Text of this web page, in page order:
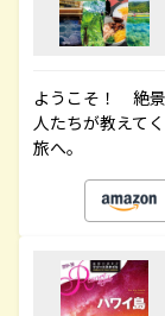
ようこそ！ 絶
人たちが教えて
旅へ。